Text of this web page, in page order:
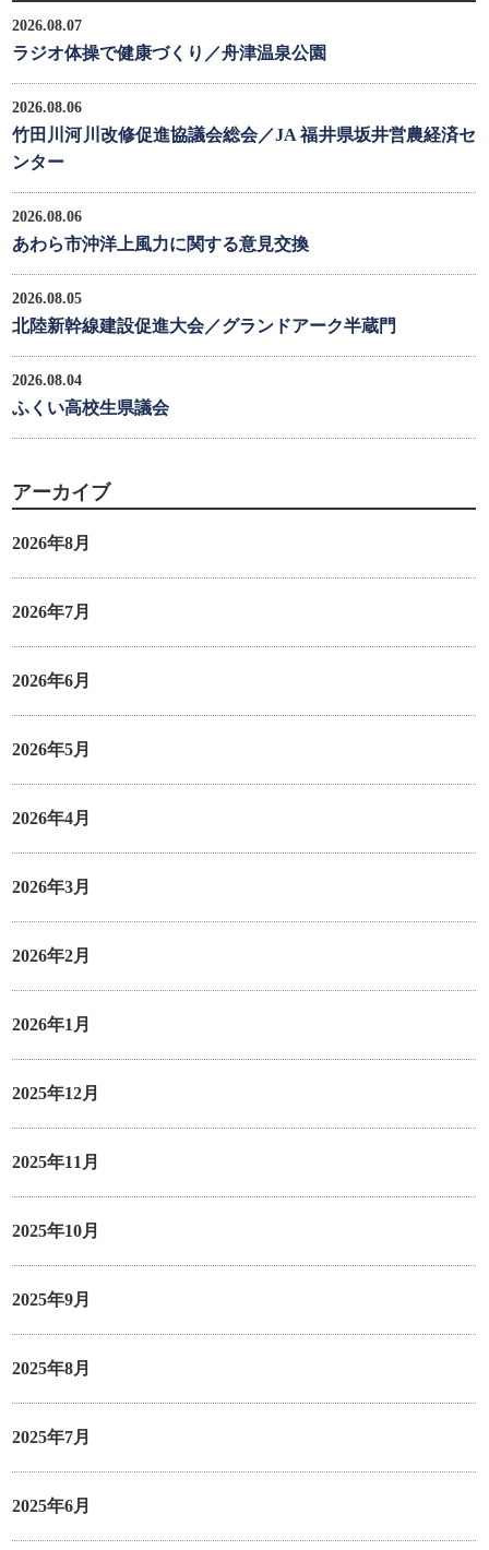
2026.08.07
ラジオ体操で健康づくり／舟津温泉公園
2026.08.06
竹田川河川改修促進協議会総会／JA 福井県坂井営農経済セ
ンター
2026.08.06
あわら市沖洋上風力に関する意見交換
2026.08.05
北陸新幹線建設促進大会／グランドアーク半蔵門
2026.08.04
ふくい高校生県議会
アーカイブ
2026年8月
2026年7月
2026年6月
2026年5月
2026年4月
2026年3月
2026年2月
2026年1月
2025年12月
2025年11月
2025年10月
2025年9月
2025年8月
2025年7月
2025年6月